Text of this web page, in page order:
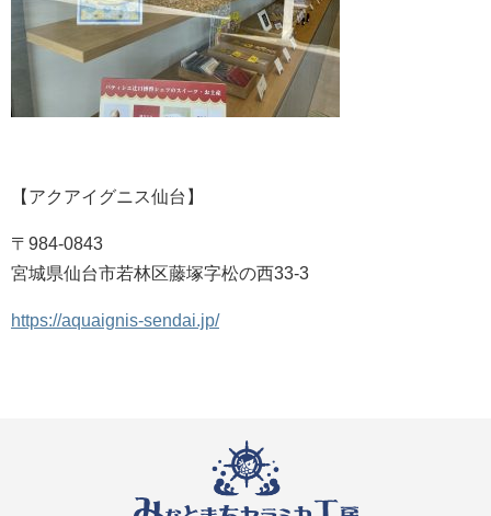
【アクアイグニス仙台】
〒984-0843
宮城県仙台市若林区藤塚字松の西33-3
https://aquaignis-sendai.jp/